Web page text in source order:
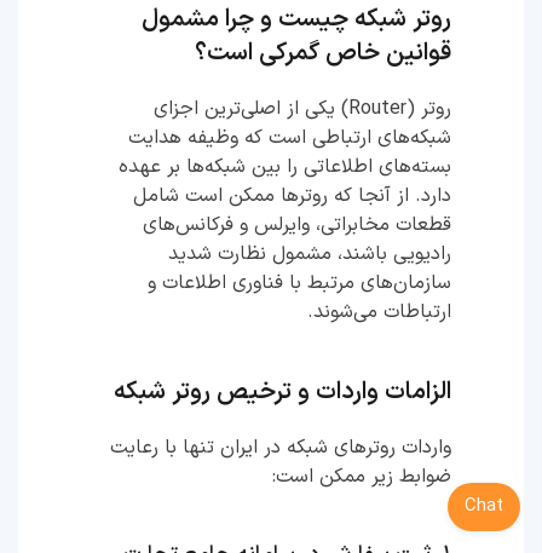
روتر شبکه چیست و چرا مشمول
قوانین خاص گمرکی است؟
روتر (Router) یکی از اصلی‌ترین اجزای
شبکه‌های ارتباطی است که وظیفه هدایت
بسته‌های اطلاعاتی را بین شبکه‌ها بر عهده
دارد. از آنجا که روترها ممکن است شامل
قطعات مخابراتی، وایرلس و فرکانس‌های
رادیویی باشند، مشمول نظارت شدید
سازمان‌های مرتبط با فناوری اطلاعات و
ارتباطات می‌شوند.
الزامات واردات و ترخیص روتر شبکه
واردات روترهای شبکه در ایران تنها با رعایت
ضوابط زیر ممکن است:
Chat